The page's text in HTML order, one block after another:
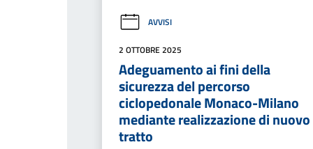
AVVISI
2 OTTOBRE 2025
Adeguamento ai fini della
sicurezza del percorso
ciclopedonale Monaco-Milano
mediante realizzazione di nuovo
tratto